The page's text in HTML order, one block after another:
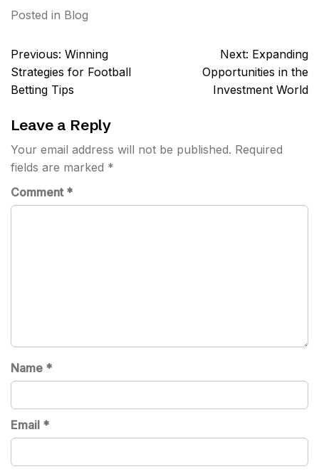
Posted in Blog
Post
navigation
Previous: Winning
Strategies for Football
Betting Tips
Next: Expanding
Opportunities in the
Investment World
Leave a Reply
Your email address will not be published. Required
fields are marked *
Comment *
Name *
Email *